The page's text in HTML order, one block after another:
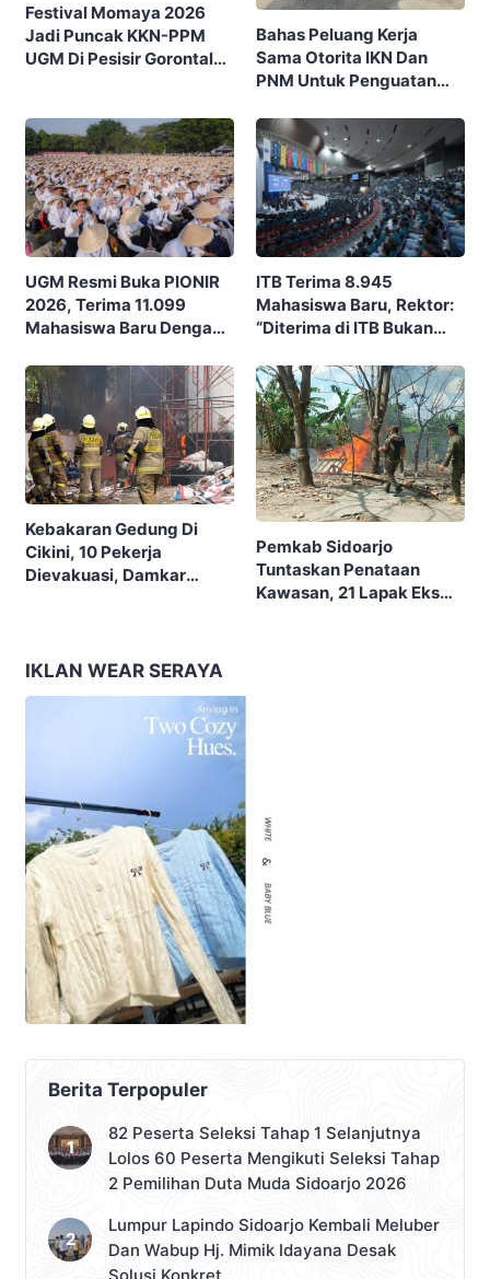
Festival Momaya 2026
Jadi Puncak KKN-PPM
UGM Di Pesisir Gorontalo,
Bahas Peluang Kerja
Sama Otorita IKN Dan
PNM Untuk Penguatan
Nusantara
UGM Resmi Buka PIONIR
2026, Terima 11.099
Mahasiswa Baru Dengan
Membangun Bangsa”
ITB Terima 8.945
Mahasiswa Baru, Rektor:
“Diterima di ITB Bukan
Kebakaran Gedung Di
Cikini, 10 Pekerja
Dievakuasi, Damkar
Pemkab Sidoarjo
Tuntaskan Penataan
Kawasan, 21 Lapak Eks
IKLAN WEAR SERAYA
Berita Terpopuler
82 Peserta Seleksi Tahap 1 Selanjutnya
Lolos 60 Peserta Mengikuti Seleksi Tahap
2 Pemilihan Duta Muda Sidoarjo 2026
Lumpur Lapindo Sidoarjo Kembali Meluber
Dan Wabup Hj. Mimik Idayana Desak